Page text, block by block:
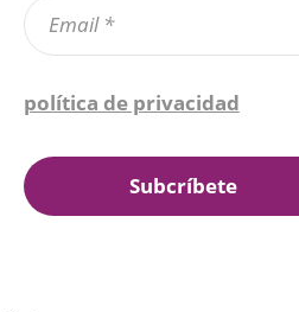
política de privacidad